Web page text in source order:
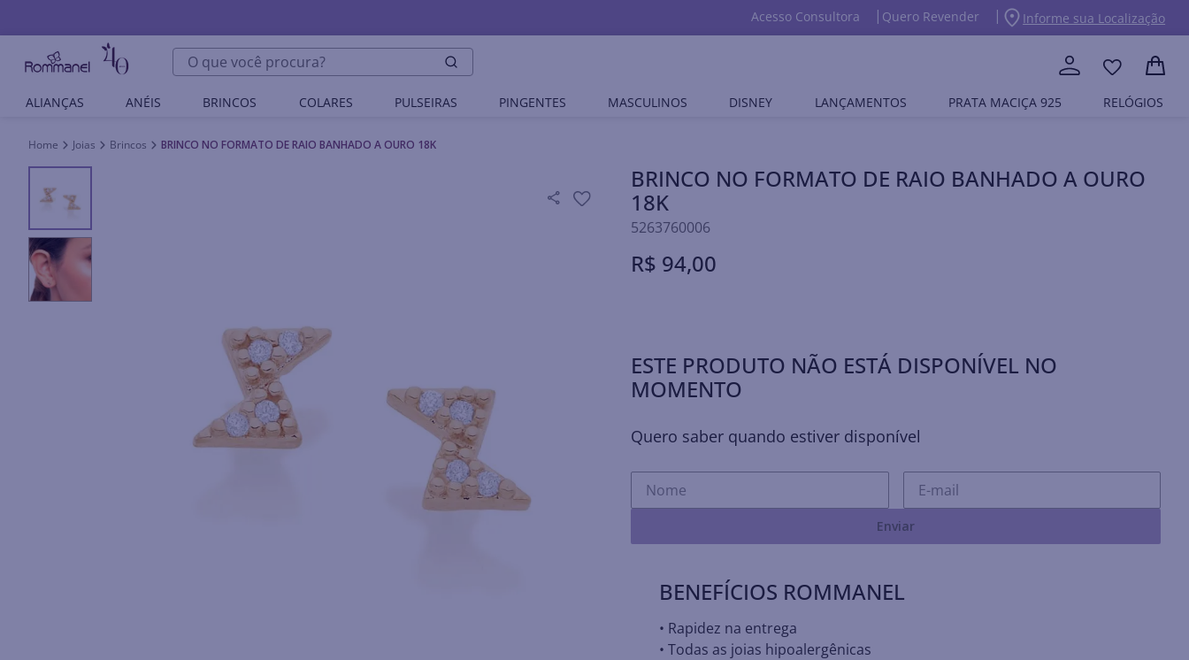
Acesso Consultora Quero Revender Informe sua Localização
O que você procura?
ALIANÇAS ANÉIS BRINCOS COLARES PULSEIRAS PINGENTES MASCULINOS DISNEY LANÇAMENTOS PRATA MACIÇA 925 RELÓGIOS
Joias Brincos BRINCO NO FORMATO DE RAIO BANHADO A OURO 18K
BRINCO NO FORMATO DE RAIO BANHADO A OURO
18K
5263760006
R$ 94,00
ESTE PRODUTO NÃO ESTÁ DISPONÍVEL NO
MOMENTO
Quero saber quando estiver disponível
Enviar
BENEFÍCIOS ROMMANEL
• Rapidez na entrega
• Todas as joias hipoalergênicas